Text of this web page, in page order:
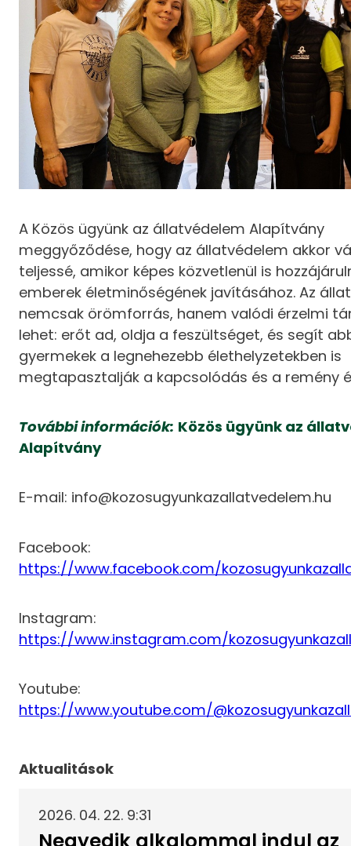
A Közös ügyünk az állatvédelem Alapítvány
meggyőződése, hogy az állatvédelem akkor
teljessé, amikor képes közvetlenül is
emberek életminőségének javításához. Az
nemcsak örömforrás, hanem valódi érzelmi
lehet: erőt ad, oldja a feszültséget, és segít
gyermekek a legnehezebb élethelyzetekben is
megtapasztalják a kapcsolódás és a remény
További információk: Közös ügyünk az
Alapítvány
E-mail: info@kozosugyunkazallatvedelem.hu
Facebook:
https://www.facebook.com/
Instagram:
https://www.instagram.com/
Youtube:
https://www.youtube.com/
Aktualitások
2026. 04. 22. 9:31
Negyedik alkalommal indul az